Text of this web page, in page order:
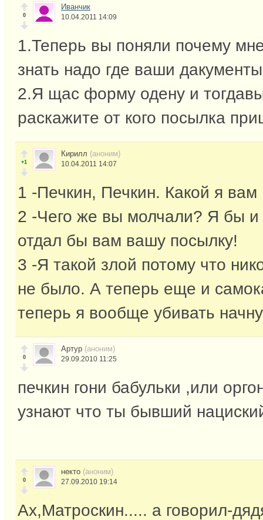
0
Иванчик
10.04.2011 14:09
1.Теперь вы поняли почему
знать надо где ваши
2.Я щас форму одену и
раскажите от кого посылка
+1
Кирилл (аноним)
10.04.2011 14:07
1 -Печкин, Печкин. Какой я вам
2 -Чего же вы молчали? Я бы и
отдал бы вам вашу посылку!
3 -Я такой злой потому что
не было. А теперь еще и
теперь я вообще убивать
0
Артур (аноним)
29.09.2010 11:25
печкин гони бабульки ,или
узнают что ты бывший
0
некто (аноним)
27.09.2010 19:14
Ах,Матроскин..... а говорил-